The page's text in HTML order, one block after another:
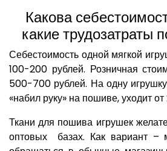
Какова
какие трудозатраты
Себестоимость одной мягкой
100-200 рублей. Розничная
500-700 рублей. На одну
«набил руку» на пошиве, уходит
Ткани для пошива игрушек
оптовых базах. Как вариант –